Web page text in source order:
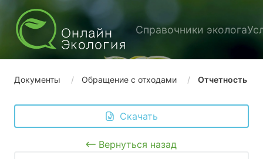
Справочники эколога
Документы Обращение с отходами Отчетность
Скачать
Вернуться назад